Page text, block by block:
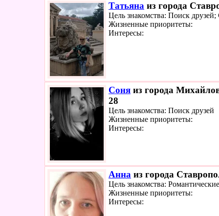
Татьяна из города
Цель знакомства: Поиск друзей;
Жизненные приоритеты:
Интересы:
Соня из города
28
Цель знакомства: Поиск друзей
Жизненные приоритеты:
Интересы:
Анна из города
Цель знакомства:
Жизненные приоритеты:
Интересы: